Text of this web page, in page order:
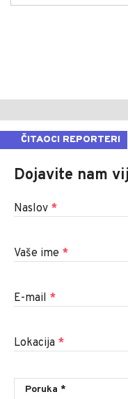
ČITAOCI REPORTERI
Dojavite nam
Naslov *
Vaše ime *
E-mail *
Lokacija *